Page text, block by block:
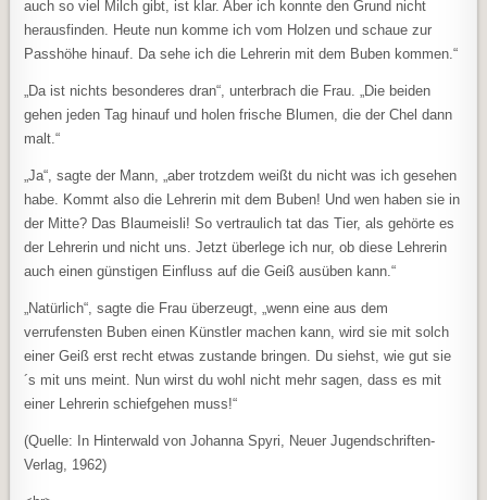
auch so viel Milch gibt, ist klar. Aber ich konnte den Grund nicht
herausfinden. Heute nun komme ich vom Holzen und schaue zur
Passhöhe hinauf. Da sehe ich die Lehrerin mit dem Buben kommen.“
„Da ist nichts besonderes dran“, unterbrach die Frau. „Die beiden
gehen jeden Tag hinauf und holen frische Blumen, die der Chel dann
malt.“
„Ja“, sagte der Mann, „aber trotzdem weißt du nicht was ich gesehen
habe. Kommt also die Lehrerin mit dem Buben! Und wen haben sie in
der Mitte? Das Blaumeisli! So vertraulich tat das Tier, als gehörte es
der Lehrerin und nicht uns. Jetzt überlege ich nur, ob diese Lehrerin
auch einen günstigen Einfluss auf die Geiß ausüben kann.“
„Natürlich“, sagte die Frau überzeugt, „wenn eine aus dem
verrufensten Buben einen Künstler machen kann, wird sie mit solch
einer Geiß erst recht etwas zustande bringen. Du siehst, wie gut sie
´s mit uns meint. Nun wirst du wohl nicht mehr sagen, dass es mit
einer Lehrerin schiefgehen muss!“
(Quelle: In Hinterwald von Johanna Spyri, Neuer Jugendschriften-
Verlag, 1962)